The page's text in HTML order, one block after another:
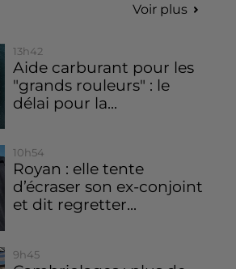
Voir plus
13h42
Aide carburant pour les
"grands rouleurs" : le
délai pour la...
10h54
Royan : elle tente
d’écraser son ex-conjoint
et dit regretter...
9h45